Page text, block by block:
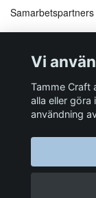
Samarbetspartners
Följ oss på
Facebook
YouTube
Åkersberga
Vi
Tamme Craft
alla eller göra
användning